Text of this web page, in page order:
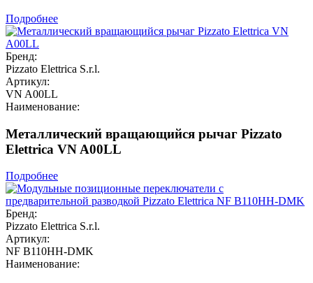
Подробнее
Бренд:
Pizzato Elettrica S.r.l.
Артикул:
VN A00LL
Наименование:
Металлический вращающийся рычаг Pizzato
Elettrica VN A00LL
Подробнее
Бренд:
Pizzato Elettrica S.r.l.
Артикул:
NF B110HH-DMK
Наименование: